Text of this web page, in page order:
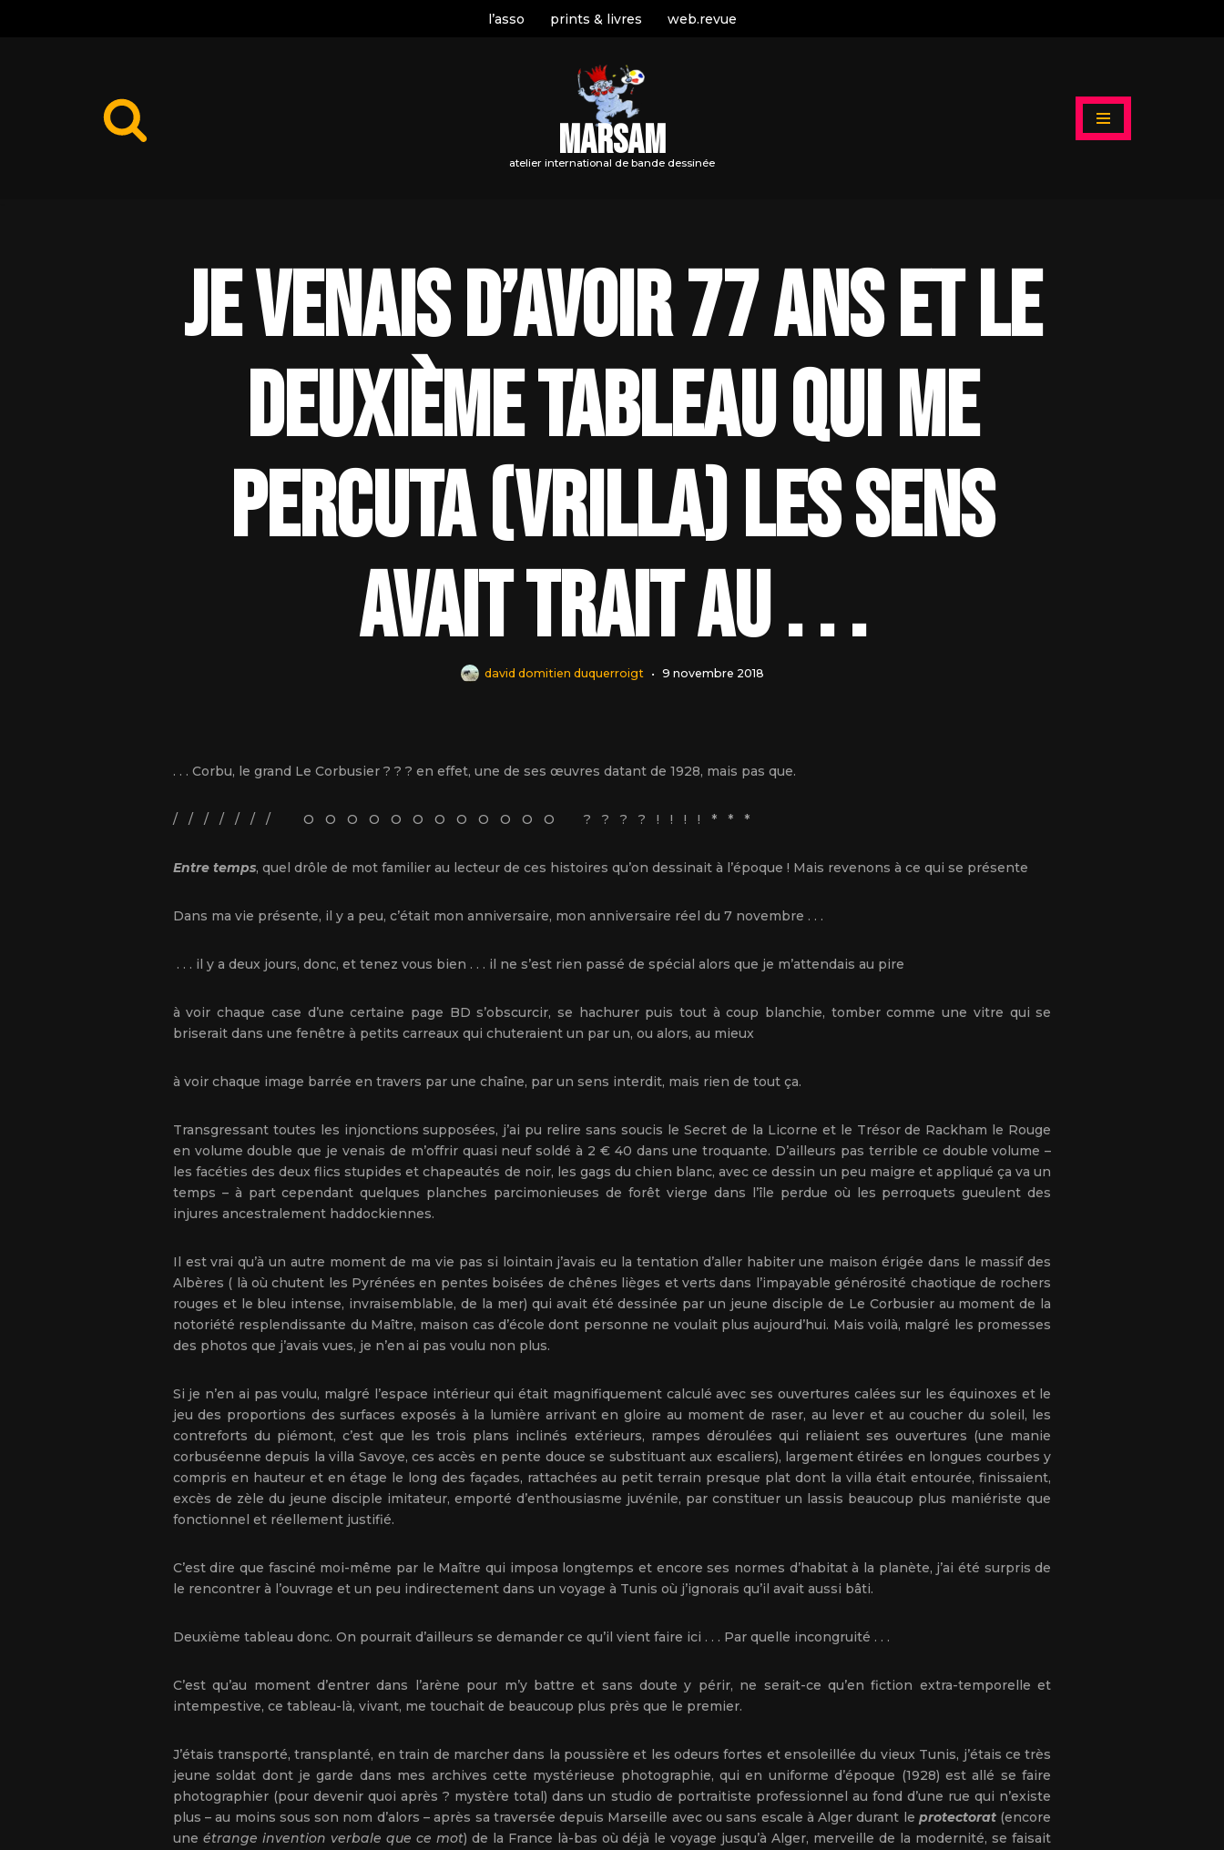
l’asso prints & livres web.revue
MARSAM
atelier international de bande dessinée
Je venais d’avoir 77 ans et le
deuxième tableau qui me
percuta (vrilla) les sens
avait trait au . . .
david domitien duquerroigt 9 novembre 2018
. . . Corbu, le grand Le Corbusier ? ? ? en effet, une de ses œuvres datant de 1928, mais pas que.
/ / / / / / / O O O O O O O O O O O O ? ? ? ? ! ! ! ! * * *
Entre temps, quel drôle de mot familier au lecteur de ces histoires qu’on dessinait à l’époque ! Mais revenons à ce qui se présente
Dans ma vie présente, il y a peu, c’était mon anniversaire, mon anniversaire réel du 7 novembre . . .
. . . il y a deux jours, donc, et tenez vous bien . . . il ne s’est rien passé de spécial alors que je m’attendais au pire
à voir chaque case d’une certaine page BD s’obscurcir, se hachurer puis tout à coup blanchie, tomber comme une vitre qui se
briserait dans une fenêtre à petits carreaux qui chuteraient un par un, ou alors, au mieux
à voir chaque image barrée en travers par une chaîne, par un sens interdit, mais rien de tout ça.
Transgressant toutes les injonctions supposées, j’ai pu relire sans soucis le Secret de la Licorne et le Trésor de Rackham le Rouge
en volume double que je venais de m’offrir quasi neuf soldé à 2 € 40 dans une troquante. D’ailleurs pas terrible ce double volume –
les facéties des deux flics stupides et chapeautés de noir, les gags du chien blanc, avec ce dessin un peu maigre et appliqué ça va un
temps – à part cependant quelques planches parcimonieuses de forêt vierge dans l’île perdue où les perroquets gueulent des
injures ancestralement haddockiennes.
Il est vrai qu’à un autre moment de ma vie pas si lointain j’avais eu la tentation d’aller habiter une maison érigée dans le massif des
Albères ( là où chutent les Pyrénées en pentes boisées de chênes lièges et verts dans l’impayable générosité chaotique de rochers
rouges et le bleu intense, invraisemblable, de la mer) qui avait été dessinée par un jeune disciple de Le Corbusier au moment de la
notoriété resplendissante du Maître, maison cas d’école dont personne ne voulait plus aujourd’hui. Mais voilà, malgré les promesses
des photos que j’avais vues, je n’en ai pas voulu non plus.
Si je n’en ai pas voulu, malgré l’espace intérieur qui était magnifiquement calculé avec ses ouvertures calées sur les équinoxes et le
jeu des proportions des surfaces exposés à la lumière arrivant en gloire au moment de raser, au lever et au coucher du soleil, les
contreforts du piémont, c’est que les trois plans inclinés extérieurs, rampes déroulées qui reliaient ses ouvertures (une manie
corbuséenne depuis la villa Savoye, ces accès en pente douce se substituant aux escaliers), largement étirées en longues courbes y
compris en hauteur et en étage le long des façades, rattachées au petit terrain presque plat dont la villa était entourée, finissaient,
excès de zèle du jeune disciple imitateur, emporté d’enthousiasme juvénile, par constituer un lassis beaucoup plus maniériste que
fonctionnel et réellement justifié.
C’est dire que fasciné moi-même par le Maître qui imposa longtemps et encore ses normes d’habitat à la planète, j’ai été surpris de
le rencontrer à l’ouvrage et un peu indirectement dans un voyage à Tunis où j’ignorais qu’il avait aussi bâti.
Deuxième tableau donc. On pourrait d’ailleurs se demander ce qu’il vient faire ici . . . Par quelle incongruité . . .
C’est qu’au moment d’entrer dans l’arène pour m’y battre et sans doute y périr, ne serait-ce qu’en fiction extra-temporelle et
intempestive, ce tableau-là, vivant, me touchait de beaucoup plus près que le premier.
J’étais transporté, transplanté, en train de marcher dans la poussière et les odeurs fortes et ensoleillée du vieux Tunis, j’étais ce très
jeune soldat dont je garde dans mes archives cette mystérieuse photographie, qui en uniforme d’époque (1928) est allé se faire
photographier (pour devenir quoi après ? mystère total) dans un studio de portraitiste professionnel au fond d’une rue qui n’existe
plus – au moins sous son nom d’alors – après sa traversée depuis Marseille avec ou sans escale à Alger durant le protectorat(encore
une étrange invention verbale que ce mot) de la France là-bas où déjà le voyage jusqu’à Alger, merveille de la modernité, se faisait